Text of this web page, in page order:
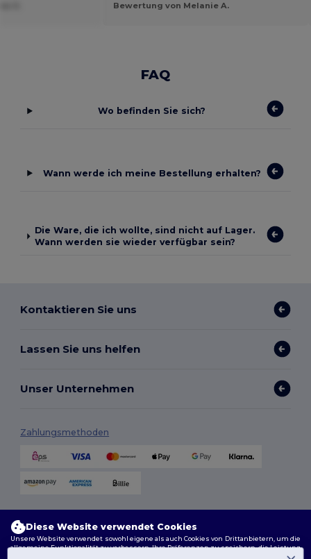
Bewertung von Melanie A.
FAQ
Wo befinden Sie sich?
Wann werde ich meine Bestellung erhalten?
Die Ware, die ich wollte, sind nicht auf Lager.
Wann werden sie wieder verfügbar sein?
Kontaktieren Sie uns
Lassen Sie uns helfen
Unser Unternehmen
Zahlungsmethoden
Diese Website verwendet Cookies
Unsere Website verwendet sowohl eigene als auch Cookies von Drittanbietern, um die
allgemeine Funktionalität zu verbessern, Ihre Präferenzen zu speichern, die Leistung
der Website zu analysieren und ein reibungsloses und personalisiertes Surferlebnis